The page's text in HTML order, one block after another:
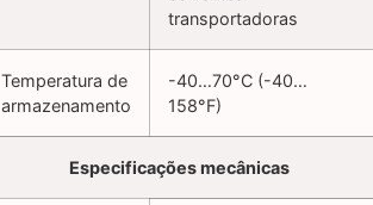
transportadoras
Temperatura de
armazenamento
-40…70°C (-40…
158°F)
Especificações mecânicas